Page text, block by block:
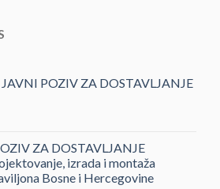
POZIV ZA DOSTAVLJANJE
ZA DOSTAVLJANJE
izrada i montaža
Bosne i Hercegovine